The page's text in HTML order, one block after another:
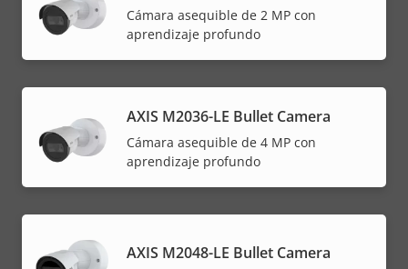
Cámara asequible de 2 MP con
aprendizaje profundo
AXIS M2036-LE Bullet Camera
Cámara asequible de 4 MP con
aprendizaje profundo
AXIS M2048-LE Bullet Camera